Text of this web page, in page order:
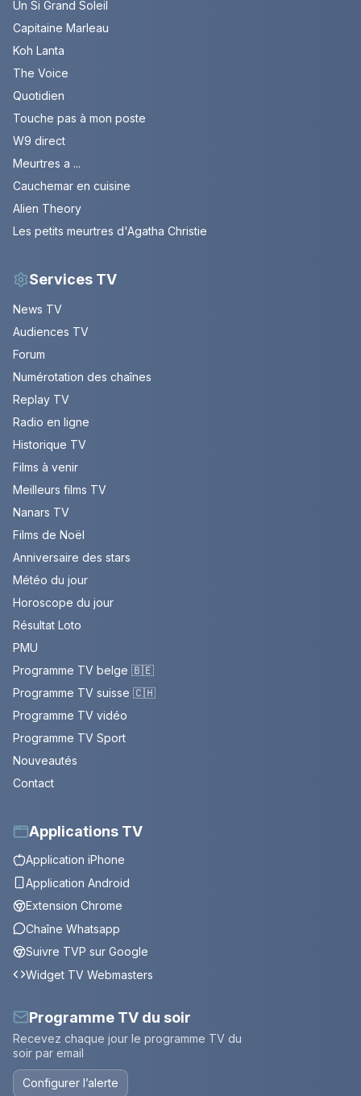
Un Si Grand Soleil
Capitaine Marleau
Koh Lanta
The Voice
Quotidien
Touche pas à mon poste
W9 direct
Meurtres a ...
Cauchemar en cuisine
Alien Theory
Les petits meurtres d'Agatha Christie
Services TV
News TV
Audiences TV
Forum
Numérotation des chaînes
Replay TV
Radio en ligne
Historique TV
Films à venir
Meilleurs films TV
Nanars TV
Films de Noël
Anniversaire des stars
Météo du jour
Horoscope du jour
Résultat Loto
PMU
Programme TV belge 🇧🇪
Programme TV suisse 🇨🇭
Programme TV vidéo
Programme TV Sport
Nouveautés
Contact
Applications TV
Application iPhone
Application Android
Extension Chrome
Chaîne Whatsapp
Suivre TVP sur Google
Widget TV Webmasters
Programme TV du soir
Recevez chaque jour le programme TV du
soir par email
Configurer l’alerte